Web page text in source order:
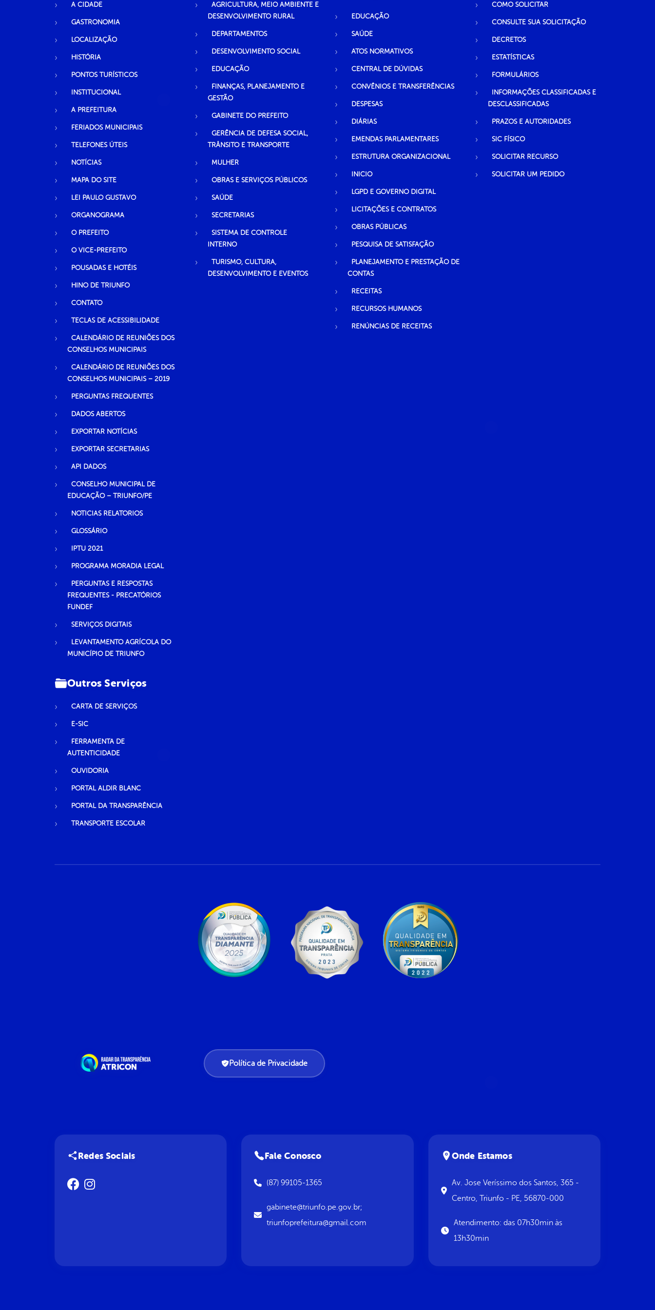
A CIDADE
GASTRONOMIA
LOCALIZAÇÃO
HISTÓRIA
PONTOS TURÍSTICOS
INSTITUCIONAL
A PREFEITURA
FERIADOS MUNICIPAIS
TELEFONES ÚTEIS
NOTÍCIAS
MAPA DO SITE
LEI PAULO GUSTAVO
ORGANOGRAMA
O PREFEITO
O VICE-PREFEITO
POUSADAS E HOTÉIS
HINO DE TRIUNFO
CONTATO
TECLAS DE ACESSIBILIDADE
CALENDÁRIO DE REUNIÕES DOS
CONSELHOS MUNICIPAIS
CALENDÁRIO DE REUNIÕES DOS
CONSELHOS MUNICIPAIS – 2019
PERGUNTAS FREQUENTES
DADOS ABERTOS
EXPORTAR NOTÍCIAS
EXPORTAR SECRETARIAS
API DADOS
CONSELHO MUNICIPAL DE
EDUCAÇÃO – TRIUNFO/PE
NOTICIAS RELATORIOS
GLOSSÁRIO
IPTU 2021
PROGRAMA MORADIA LEGAL
PERGUNTAS E RESPOSTAS
FREQUENTES - PRECATÓRIOS
FUNDEF
SERVIÇOS DIGITAIS
LEVANTAMENTO AGRÍCOLA DO
MUNICÍPIO DE TRIUNFO
AGRICULTURA, MEIO AMBIENTE E
DESENVOLVIMENTO RURAL
DEPARTAMENTOS
DESENVOLVIMENTO SOCIAL
EDUCAÇÃO
FINANÇAS, PLANEJAMENTO E
GESTÃO
GABINETE DO PREFEITO
GERÊNCIA DE DEFESA SOCIAL,
TRÂNSITO E TRANSPORTE
MULHER
OBRAS E SERVIÇOS PÚBLICOS
SAÚDE
SECRETARIAS
SISTEMA DE CONTROLE
INTERNO
TURISMO, CULTURA,
DESENVOLVIMENTO E EVENTOS
EDUCAÇÃO
SAÚDE
ATOS NORMATIVOS
CENTRAL DE DÚVIDAS
CONVÊNIOS E TRANSFERÊNCIAS
DESPESAS
DIÁRIAS
EMENDAS PARLAMENTARES
ESTRUTURA ORGANIZACIONAL
INICIO
LGPD E GOVERNO DIGITAL
LICITAÇÕES E CONTRATOS
OBRAS PÚBLICAS
PESQUISA DE SATISFAÇÃO
PLANEJAMENTO E PRESTAÇÃO DE
CONTAS
RECEITAS
RECURSOS HUMANOS
RENÚNCIAS DE RECEITAS
COMO SOLICITAR
CONSULTE SUA SOLICITAÇÃO
DECRETOS
ESTATÍSTICAS
FORMULÁRIOS
INFORMAÇÕES CLASSIFICADAS E
DESCLASSIFICADAS
PRAZOS E AUTORIDADES
SIC FÍSICO
SOLICITAR RECURSO
SOLICITAR UM PEDIDO
Outros Serviços
CARTA DE SERVIÇOS
E-SIC
FERRAMENTA DE
AUTENTICIDADE
OUVIDORIA
PORTAL ALDIR BLANC
PORTAL DA TRANSPARÊNCIA
TRANSPORTE ESCOLAR
Política de Privacidade
Redes Sociais Fale Conosco
(87) 99105-1365
gabinete@triunfo.pe.gov.br;
triunfoprefeitura@gmail.com
Onde Estamos
Av. Jose Veríssimo dos Santos, 365 -
Centro, Triunfo - PE, 56870-000
Atendimento: das 07h30min às
13h30min